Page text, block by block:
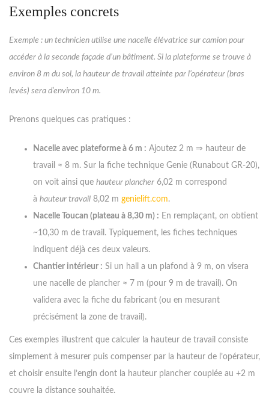
Exemples concrets
Exemple : un technicien utilise une nacelle élévatrice sur camion pour
accéder à la seconde façade d’un bâtiment. Si la plateforme se trouve à
environ 8 m du sol, la hauteur de travail atteinte par l’opérateur (bras
levés) sera d’environ 10 m.
Prenons quelques cas pratiques :
Nacelle avec plateforme à 6 m : Ajoutez 2 m ⇒ hauteur de
travail ≈ 8 m. Sur la fiche technique Genie (Runabout GR-20),
on voit ainsi que hauteur plancher 6,02 m correspond
à hauteur travail 8,02 m genielift.com.
Nacelle Toucan (plateau à 8,30 m) : En remplaçant, on obtient
~10,30 m de travail. Typiquement, les fiches techniques
indiquent déjà ces deux valeurs.
Chantier intérieur : Si un hall a un plafond à 9 m, on visera
une nacelle de plancher ≈ 7 m (pour 9 m de travail). On
validera avec la fiche du fabricant (ou en mesurant
précisément la zone de travail).
Ces exemples illustrent que calculer la hauteur de travail consiste
simplement à mesurer puis compenser par la hauteur de l’opérateur,
et choisir ensuite l’engin dont la hauteur plancher couplée au +2 m
couvre la distance souhaitée.